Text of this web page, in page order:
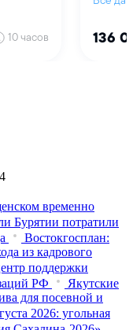
временно
Бурятии потратили
Востокгосплан:
из кадрового
поддержки
РФ
Якутские
для посевной и
2026: угольная